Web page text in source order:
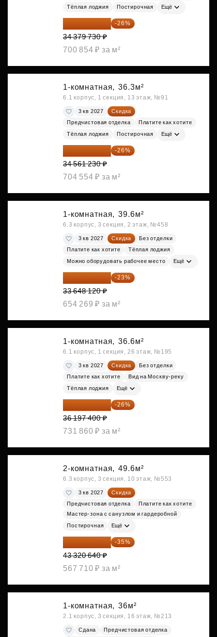
Тёплая лоджия Постирочная Ещё
25 441 000 ₽ -26%
34 379 730 ₽
700 854 ₽ за м²
1-комнатная, 36.3м²
6.1 корпус, 1 секция, 13 этаж, №91
3 кв 2027
Скидка
Предчистовая отделка
Платите как хотите
Тёплая лоджия Постирочная Ещё
25 575 310 ₽ -26%
34 561 230 ₽
704 554 ₽ за м²
1-комнатная, 39.6м²
6.3 корпус, 3 секция, 2 этаж, №458
3 кв 2027 Скидка
Без отделки
Платите как хотите
Тёплая лоджия
Можно оборудовать рабочее место Ещё
25 909 052 ₽ -23%
33 648 120 ₽
654 269 ₽ за м²
1-комнатная, 36.6м²
6.1 корпус, 1 секция, 26 этаж, №195
3 кв 2027 Скидка
Без отделки
Платите как хотите
Вид на Москву-реку
Тёплая лоджия Ещё
26 786 076 ₽ -26%
36 197 400 ₽
731 860 ₽ за м²
2-комнатная, 49.6м²
6.3 корпус, 3 секция, 10 этаж, №553
3 кв 2027
Скидка
Предчистовая отделка
Платите как хотите
Мастер-зона с санузлом и гардеробной
Постирочная Ещё
28 158 416 ₽ -35%
43 320 640 ₽
567 710 ₽ за м²
1-комнатная, 36м²
2.1 корпус, 3 секция, 16 этаж, №213
Сдана
Предчистовая отделка